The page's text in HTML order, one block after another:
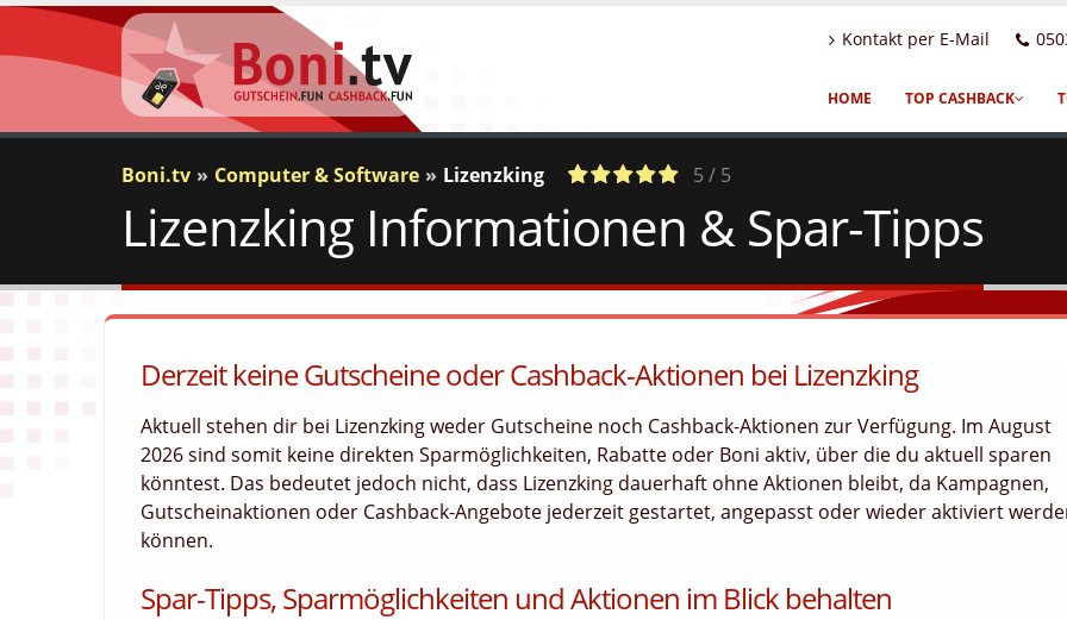
Kontakt per E-Mail
HOME TOP CASHBACK
Boni.tv Computer & Software Lizenzking
ac1
5 / 5
Lizenzking Informationen & Spar-Tipps
Derzeit keine Gutscheine oder Cashback-Aktionen bei Lizenzking
Aktuell stehen dir bei Lizenzking weder Gutscheine noch Cashback-Aktionen zur Verfügung. Im August
2026 sind somit keine direkten Sparmöglichkeiten, Rabatte oder Boni aktiv, über die du aktuell sparen
könntest. Das bedeutet jedoch nicht, dass Lizenzking dauerhaft ohne Aktionen bleibt, da Kampagnen,
Gutscheinaktionen oder Cashback-Angebote jederzeit gestartet, angepasst oder wieder aktiviert
können.
Spar-Tipps, Sparmöglichkeiten und Aktionen im Blick behalten